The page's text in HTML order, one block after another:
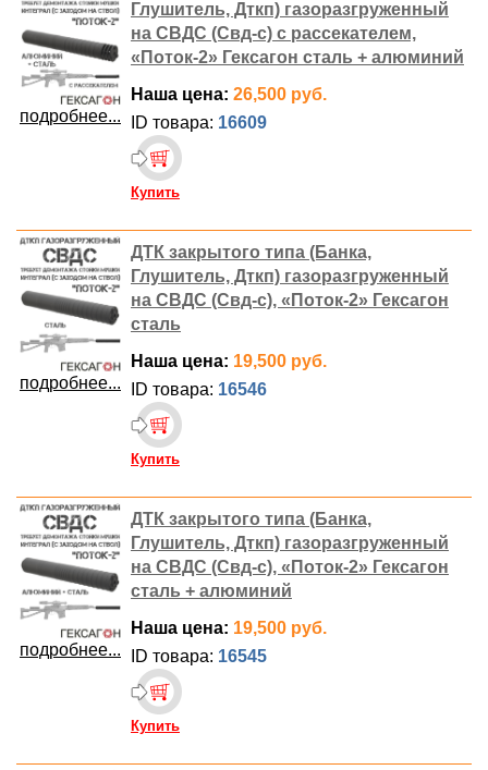
подробнее...
Глушитель, Дткп) газоразгруженный
на СВДС (Свд-с) с рассекателем,
«Поток-2» Гексагон сталь + алюминий
Наша цена: 26,500 руб.
ID товара: 16609
Купить
подробнее...
ДТК закрытого типа (Банка,
Глушитель, Дткп) газоразгруженный
на СВДС (Свд-с), «Поток-2» Гексагон
сталь
Наша цена: 19,500 руб.
ID товара: 16546
Купить
подробнее...
ДТК закрытого типа (Банка,
Глушитель, Дткп) газоразгруженный
на СВДС (Свд-с), «Поток-2» Гексагон
сталь + алюминий
Наша цена: 19,500 руб.
ID товара: 16545
Купить